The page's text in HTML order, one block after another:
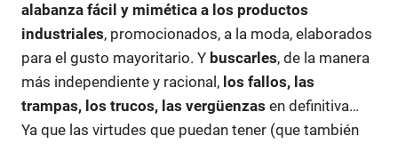
alabanza fácil y mimética a los productos
industriales, promocionados, a la moda, elaborados
para el gusto mayoritario. Y buscarles, de la manera
más independiente y racional, los fallos, las
trampas, los trucos, las vergüenzas en definitiva…
Ya que las virtudes que puedan tener (que también